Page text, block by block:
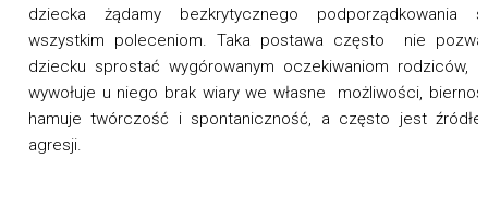
dziecka żądamy bezkrytycznego podporządkowania
wszystkim poleceniom. Taka postawa często nie
dziecku sprostać wygórowanym oczekiwaniom rodziców,
wywołuje u niego brak wiary we własne możliwości,
hamuje twórczość i spontaniczność, a często jest
agresji.